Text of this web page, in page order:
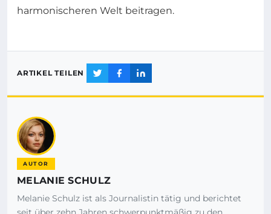
harmonischeren Welt beitragen.
ARTIKEL TEILEN
AUTOR
MELANIE SCHULZ
Melanie Schulz ist als Journalistin tätig und berichtet